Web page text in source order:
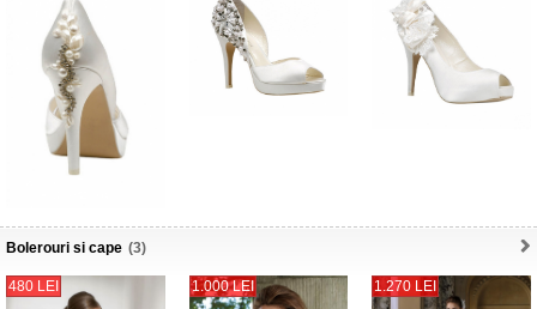
Bolerouri si cape (3)
480 LEI 1.000 LEI 1.270 LEI